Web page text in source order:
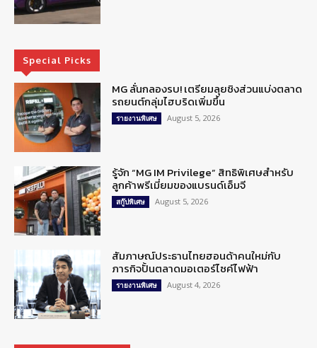
Special Picks
MG ลั่นกลองรบ! เตรียมลุยชิงส่วนแบ่งตลาด
รถยนต์กลุ่มไฮบริดเพิ่มขึ้น
รายงานพิเศษ August 5, 2026
รู้จัก “MG IM Privilege” สิทธิพิเศษสำหรับ
ลูกค้าพรีเมี่ยมของแบรนด์เอ็มจี
สกู๊ปพิเศษ August 5, 2026
สัมภาษณ์ประธานไทยฮอนด้าคนใหม่กับ
ภารกิจปั้นตลาดมอเตอร์ไซค์ไฟฟ้า
รายงานพิเศษ August 4, 2026